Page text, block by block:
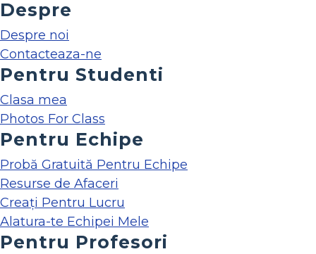
Despre
Despre noi
Contacteaza-ne
Pentru Studenti
Clasa mea
Photos For Class
Pentru Echipe
Probă Gratuită Pentru Echipe
Resurse de Afaceri
Creați Pentru Lucru
Alatura-te Echipei Mele
Pentru Profesori